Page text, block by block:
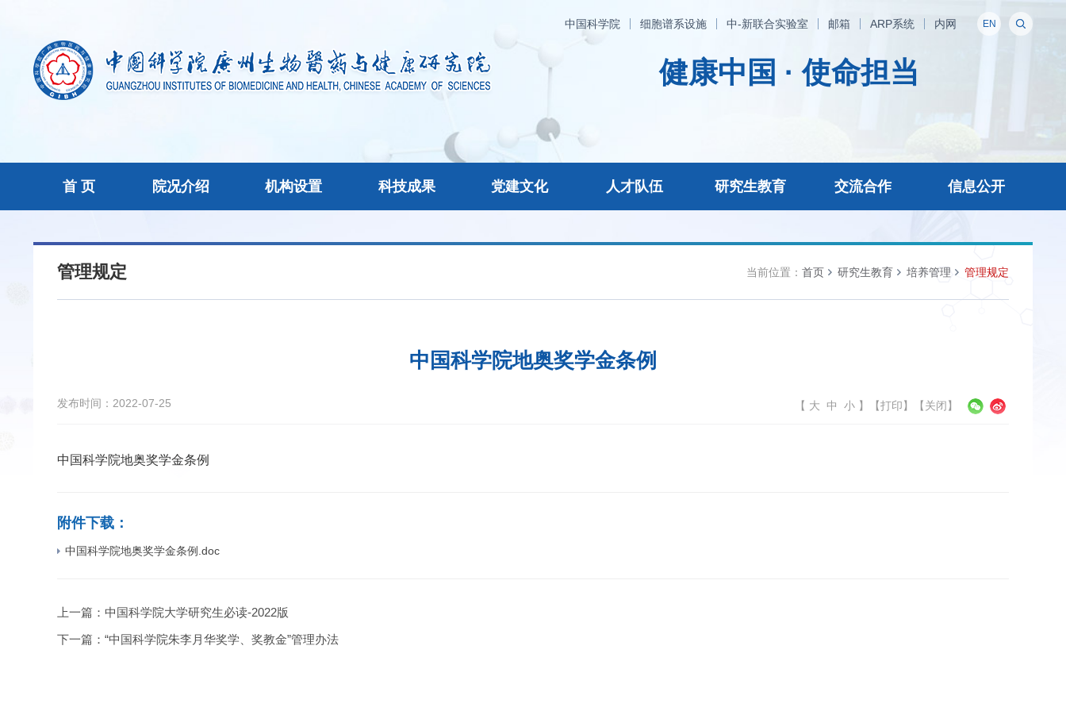
EN
中国科学院 细胞谱系设施 中-新联合实验室 邮箱 ARP系统 内网
健康中国 · 使命担当
首 页 院况介绍 机构设置 科技成果 党建文化 人才队伍 研究生教育 交流合作 信息公开
管理规定 当前位置： 首页 研究生教育 培养管理 管理规定
中国科学院地奥奖学金条例
发布时间：2022-07-25 【 大 中 小 】 【打印】【关闭】
中国科学院地奥奖学金条例
附件下载：
中国科学院地奥奖学金条例.doc
上一篇： 中国科学院大学研究生必读-2022版
下一篇： “中国科学院朱李月华奖学、奖教金”管理办法